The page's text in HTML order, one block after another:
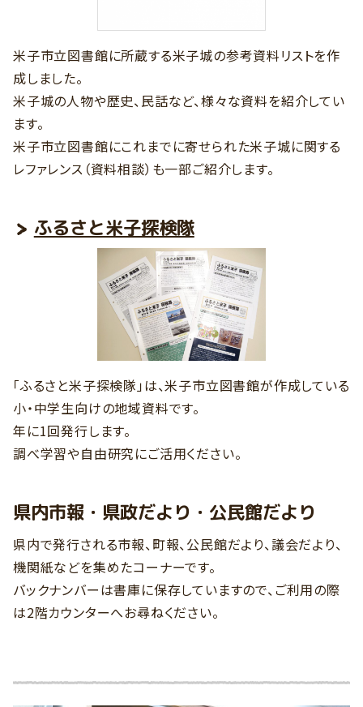
米子市立図書館に所蔵する米子城の参考資料リストを作
成しました。
米子城の人物や歴史、民話など、様々な資料を紹介してい
ます。
米子市立図書館にこれまでに寄せられた米子城に関する
レファレンス（資料相談）も一部ご紹介します。
ふるさと米子探検隊
「ふるさと米子探検隊」は、米子市立図書館が作成している
小・中学生向けの地域資料です。
年に1回発行します。
調べ学習や自由研究にご活用ください。
県内市報・県政だより・公民館だより
県内で発行される市報、町報、公民館だより、議会だより、
機関紙などを集めたコーナーです。
バックナンバーは書庫に保存していますので、ご利用の際
は2階カウンターへお尋ねください。